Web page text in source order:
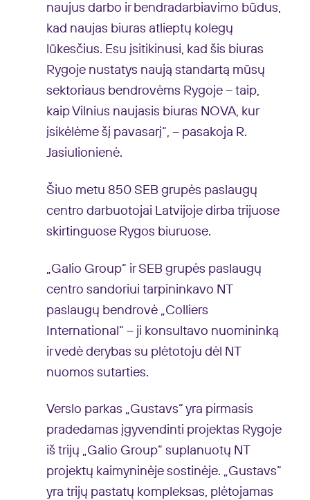
naujus darbo ir bendradarbiavimo būdus,
kad naujas biuras atlieptų kolegų
lūkesčius. Esu įsitikinusi, kad šis biuras
Rygoje nustatys naują standartą mūsų
sektoriaus bendrovėms Rygoje – taip,
kaip Vilnius naujasis biuras NOVA, kur
įsikėlėme šį pavasarį“, – pasakoja R.
Jasiulionienė.
Šiuo metu 850 SEB grupės paslaugų
centro darbuotojai Latvijoje dirba trijuose
skirtinguose Rygos biuruose.
„Galio Group“ ir SEB grupės paslaugų
centro sandoriui tarpininkavo NT
paslaugų bendrovė „Colliers
International“ – ji konsultavo nuomininką
ir vedė derybas su plėtotoju dėl NT
nuomos sutarties.
Verslo parkas „Gustavs“ yra pirmasis
pradedamas įgyvendinti projektas Rygoje
iš trijų „Galio Group“ suplanuotų NT
projektų kaimyninėje sostinėje. „Gustavs“
yra trijų pastatų kompleksas, plėtojamas